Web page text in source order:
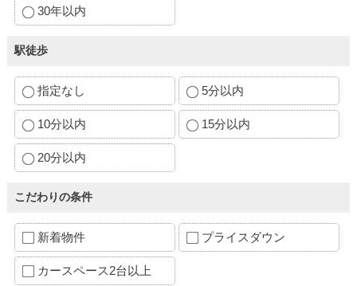
30年以内
駅徒歩
指定なし 5分以内
10分以内 15分以内
20分以内
こだわりの条件
新着物件 プライスダウン
カースペース2台以上